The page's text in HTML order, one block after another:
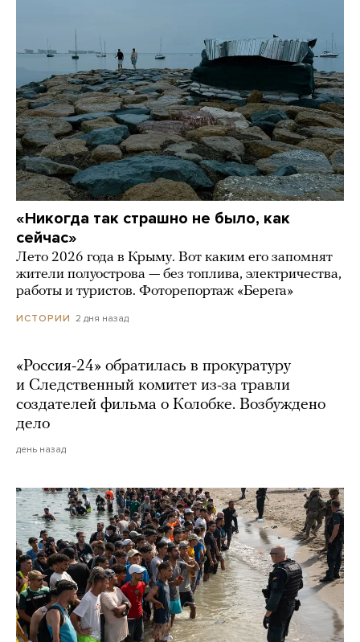
«Никогда так страшно не было, как
сейчас»
Лето 2026 года в Крыму. Вот каким его запомнят
жители полуострова — без топлива, электричества,
работы и туристов. Фоторепортаж «Берега»
ИСТОРИИ 2 дня назад
«Россия-24» обратилась в прокуратуру
и Следственный комитет из-за травли
создателей фильма о Колобке. Возбуждено
дело
день назад